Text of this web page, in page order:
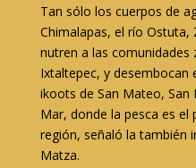
Tan sólo los cuerpos de
Chimalapas, el río Ostuta,
nutren a las comunidades
Ixtaltepec, y desembocan
ikoots de San Mateo, San
Mar, donde la pesca es el
región, señaló la también
Matza.